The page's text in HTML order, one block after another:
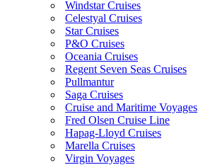
Windstar Cruises
Celestyal Cruises
Star Cruises
P&O Cruises
Oceania Cruises
Regent Seven Seas Cruises
Pullmantur
Saga Cruises
Cruise and Maritime Voyages
Fred Olsen Cruise Line
Hapag-Lloyd Cruises
Marella Cruises
Virgin Voyages